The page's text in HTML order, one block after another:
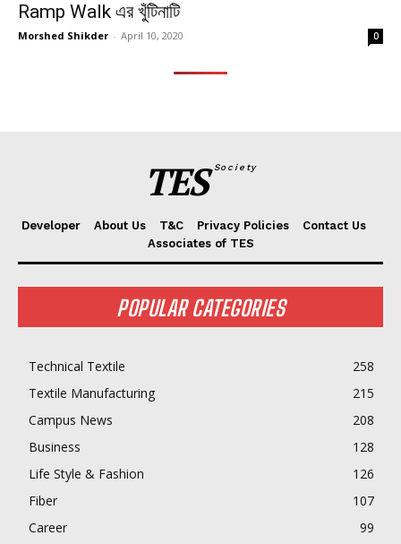
Ramp Walk এর খুঁটিনাটি
Morshed Shikder - April 10, 2020 0
TES Society
Developer About Us T&C Privacy Policies
Contact Us
Associates of TES
POPULAR CATEGORIES
Technical Textile
258
Textile Manufacturing
215
Campus News
208
Business
128
Life Style & Fashion
126
Fiber
107
Career
99